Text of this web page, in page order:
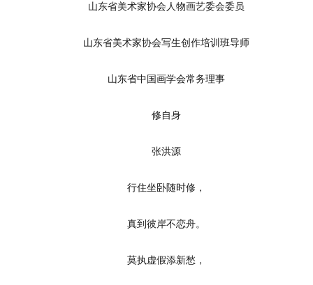
山东省美术家协会人物画艺委会委员
山东省美术家协会写生创作培训班导师
山东省中国画学会常务理事
修自身
张洪源
行住坐卧随时修，
真到彼岸不恋舟。
莫执虚假添新愁，